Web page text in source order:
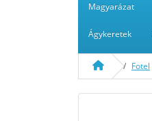
Magyarázat
Ágykeretek
Fotel